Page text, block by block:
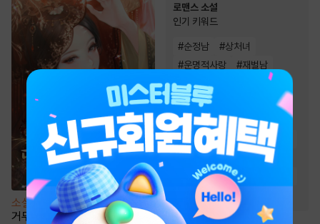
소설
중생 후 다섯 명의 권신을
거두었다
로맨스 소설
인기 키워드
#순정남 #상처녀
#운명적사랑 #재벌남
#첫사랑
#소유욕/집착
왕족/귀족
#상처남 # 몸정>맘정
# 재회물 다정남 #집착남
#오해 #직진남 #능력남
순진녀 #능력녀
계략남